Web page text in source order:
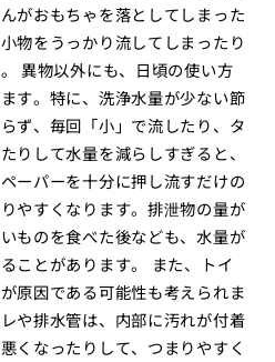
がおもちゃを落としてしまった
物をうっかり流してしまったり
異物以外にも、日頃の使い方
す。特に、洗浄水量が少ない節
ず、毎回「小」で流したり、タ
りして水量を減らしすぎると、
ーパーを十分に押し流すだけの
やすくなります。排泄物の量が
ものを食べた後なども、水量が
ことがあります。 また、トイ
原因である可能性も考えられま
や排水管は、内部に汚れが付着
くなったりして、つまりやすく